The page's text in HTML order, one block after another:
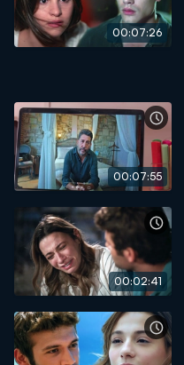
00:07:26
00:07:55
00:02:41